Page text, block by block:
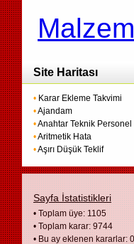
Site Haritası
• Karar Ekleme Takvimi
•Ajandam
•Anahtar Teknik Personel
•Aritmetik Hata
•Aşırı Düşük Teklif
Sayfa İstatistikleri
• Toplam üye: 1105
• Toplam karar: 9744
• Bu ay eklenen kararlar: 0